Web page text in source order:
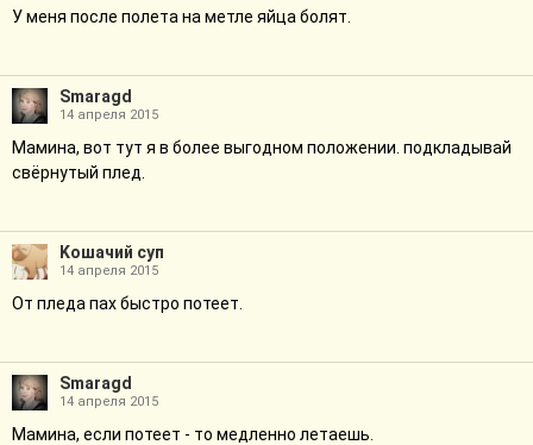
У меня после полета на метле яйца болят.
Smaragd
14 апреля 2015
Мамина, вот тут я в более выгодном положении. подкладывай
свёрнутый плед.
Kошачий суп
14 апреля 2015
От пледа пах быстро потеет.
Smaragd
14 апреля 2015
Мамина, если потеет - то медленно летаешь.